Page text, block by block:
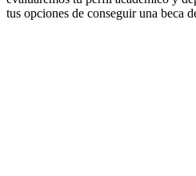
tus opciones de conseguir una beca